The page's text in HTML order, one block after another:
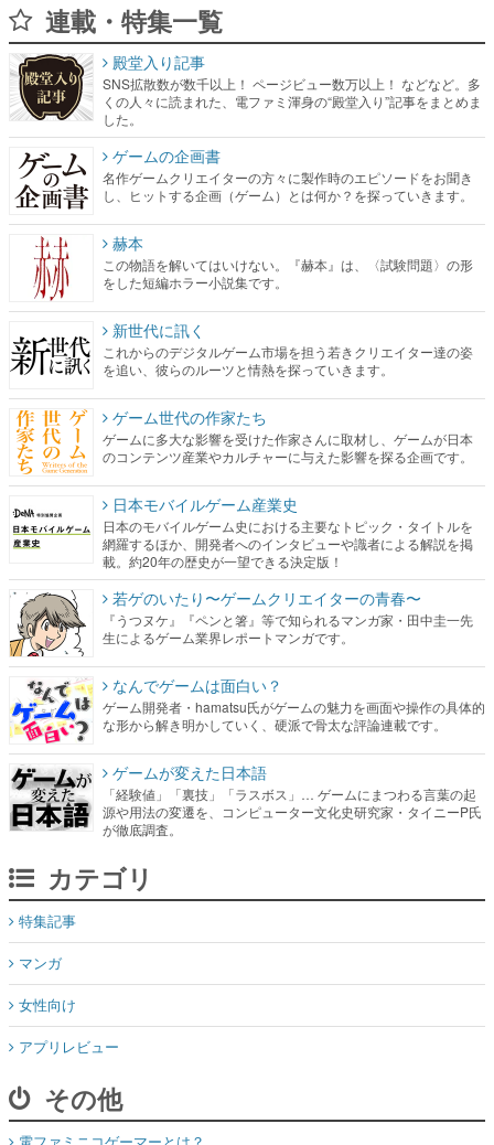
連載・特集一覧
殿堂入り記事
SNS拡散数が数千以上！ ページビュー数万以上！ などなど。多
くの人々に読まれた、電ファミ渾身の“殿堂入り”記事をまとめま
した。
ゲームの企画書
名作ゲームクリエイターの方々に製作時のエピソードをお聞き
し、ヒットする企画（ゲーム）とは何か？を探っていきます。
赫本
この物語を解いてはいけない。『赫本』は、〈試験問題〉の形
をした短編ホラー小説集です。
新世代に訊く
これからのデジタルゲーム市場を担う若きクリエイター達の姿
を追い、彼らのルーツと情熱を探っていきます。
ゲーム世代の作家たち
ゲームに多大な影響を受けた作家さんに取材し、ゲームが日本
のコンテンツ産業やカルチャーに与えた影響を探る企画です。
日本モバイルゲーム産業史
日本のモバイルゲーム史における主要なトピック・タイトルを
網羅するほか、開発者へのインタビューや識者による解説を掲
載。約20年の歴史が一望できる決定版！
若ゲのいたり〜ゲームクリエイターの青春〜
『うつヌケ』『ペンと箸』等で知られるマンガ家・田中圭一先
生によるゲーム業界レポートマンガです。
なんでゲームは面白い？
ゲーム開発者・hamatsu氏がゲームの魅力を画面や操作の具体的
な形から解き明かしていく、硬派で骨太な評論連載です。
ゲームが変えた日本語
「経験値」「裏技」「ラスボス」… ゲームにまつわる言葉の起
源や用法の変遷を、コンピューター文化史研究家・タイニーP氏
が徹底調査。
カテゴリ
特集記事
マンガ
女性向け
アプリレビュー
その他